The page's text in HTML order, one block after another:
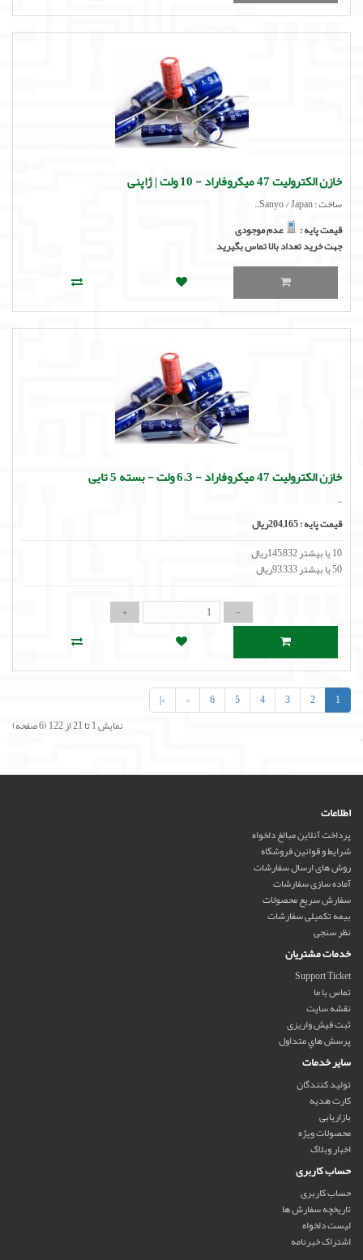
خازن الکترولیت 47 میکروفاراد - 10 ولت | ژاپنی
ساخت : Sanyo / Japan..
قیمت پایه :
عدم موجودی
جهت خرید تعداد بالا تماس بگیرید
خازن الکترولیت 47 میکروفاراد - 6.3 ولت - بسته 5 تایی
..
قیمت پایه :204,165ریال
10 یا بیشتر 145,832ریال
50 یا بیشتر 93,333ریال
1
2
3
4
5
6
>
>|
نمایش 1 تا 21 از 122 (6 صفحه)
'
اطلاعات
پرداخت آنلاین مبالغ دلخواه
شرایط و قوانین فروشگاه
روش های ارسال سفارشات
آماده سازی سفارشات
سفارش سریع محصولات
بیمه تکمیلی سفارشات
نظر سنجی
خدمات مشتریان
Support Ticket
تماس با ما
نقشه سایت
ثبت فیش واریزی
پرسش هاي متداول
سایر خدمات
تولید کنندگان
کارت هدیه
بازاریابی
محصولات ویژه
اخبار وبلاگ
حساب کاربری
حساب کاربری
تاریخچه سفارش ها
لیست دلخواه
اشتراک خبرنامه